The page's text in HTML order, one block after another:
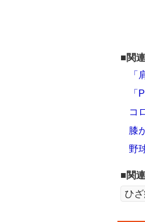
■関
「
「
コ
膝
野
■関
ひ